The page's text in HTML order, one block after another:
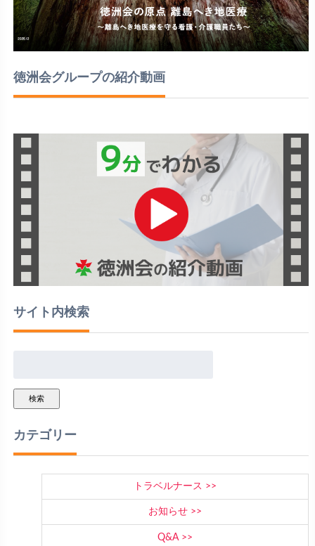
徳洲会グループの紹介動画
サイト内検索
検索
カテゴリー
トラベルナース
お知らせ
Q&A